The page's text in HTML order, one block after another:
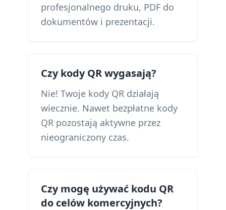
profesjonalnego druku, PDF do
dokumentów i prezentacji.
Czy kody QR wygasają?
Nie! Twoje kody QR działają
wiecznie. Nawet bezpłatne kody
QR pozostają aktywne przez
nieograniczony czas.
Czy mogę używać kodu QR
do celów komercyjnych?